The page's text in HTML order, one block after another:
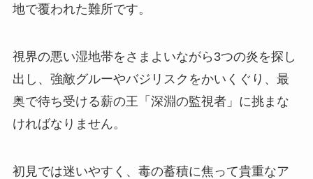
地で覆われた難所です。
視界の悪い湿地帯をさまよいながら3つの炎を探し
出し、強敵グルーやバジリスクをかいくぐり、最
奥で待ち受ける薪の王「深淵の監視者」に挑まな
ければなりません。
初見では迷いやすく、毒の蓄積に焦って貴重なア